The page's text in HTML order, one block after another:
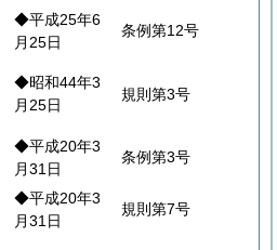
◆平成25年6
月25日
条例第12号
◆昭和44年3
月25日
規則第3号
◆平成20年3
月31日
条例第3号
◆平成20年3
月31日
規則第7号